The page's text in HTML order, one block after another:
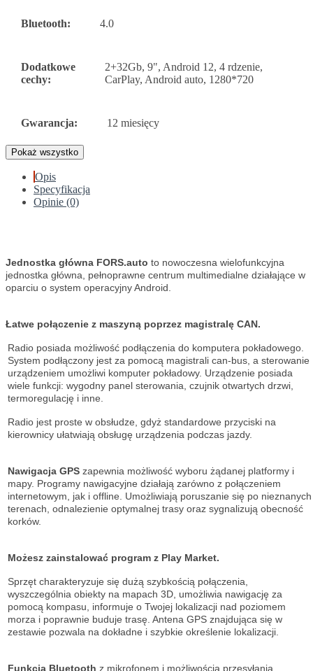
Bluetooth: 4.0
Dodatkowe
cechy:
2+32Gb, 9", Android 12, 4 rdzenie,
CarPlay, Android auto, 1280*720
Gwarancja: 12 miesięcy
Pokaż wszystko
Opis
Specyfikacja
Opinie (0)
Jednostka główna FORS.auto to nowoczesna wielofunkcyjna
jednostka główna, pełnoprawne centrum multimedialne działające w
oparciu o system operacyjny Android.
Łatwe połączenie z maszyną poprzez magistralę CAN.
Radio posiada możliwość podłączenia do komputera pokładowego.
System podłączony jest za pomocą magistrali can-bus, a sterowanie
urządzeniem umożliwi komputer pokładowy. Urządzenie posiada
wiele funkcji: wygodny panel sterowania, czujnik otwartych drzwi,
termoregulację i inne.
Radio jest proste w obsłudze, gdyż standardowe przyciski na
kierownicy ułatwiają obsługę urządzenia podczas jazdy.
Nawigacja GPS zapewnia możliwość wyboru żądanej platformy i
mapy. Programy nawigacyjne działają zarówno z połączeniem
internetowym, jak i offline. Umożliwiają poruszanie się po nieznanych
terenach, odnalezienie optymalnej trasy oraz sygnalizują obecność
korków.
Możesz zainstalować program z Play Market.
Sprzęt charakteryzuje się dużą szybkością połączenia,
wyszczególnia obiekty na mapach 3D, umożliwia nawigację za
pomocą kompasu, informuje o Twojej lokalizacji nad poziomem
morza i poprawnie buduje trasę. Antena GPS znajdująca się w
zestawie pozwala na dokładne i szybkie określenie lokalizacji.
Funkcja Bluetooth z mikrofonem i możliwością przesyłania